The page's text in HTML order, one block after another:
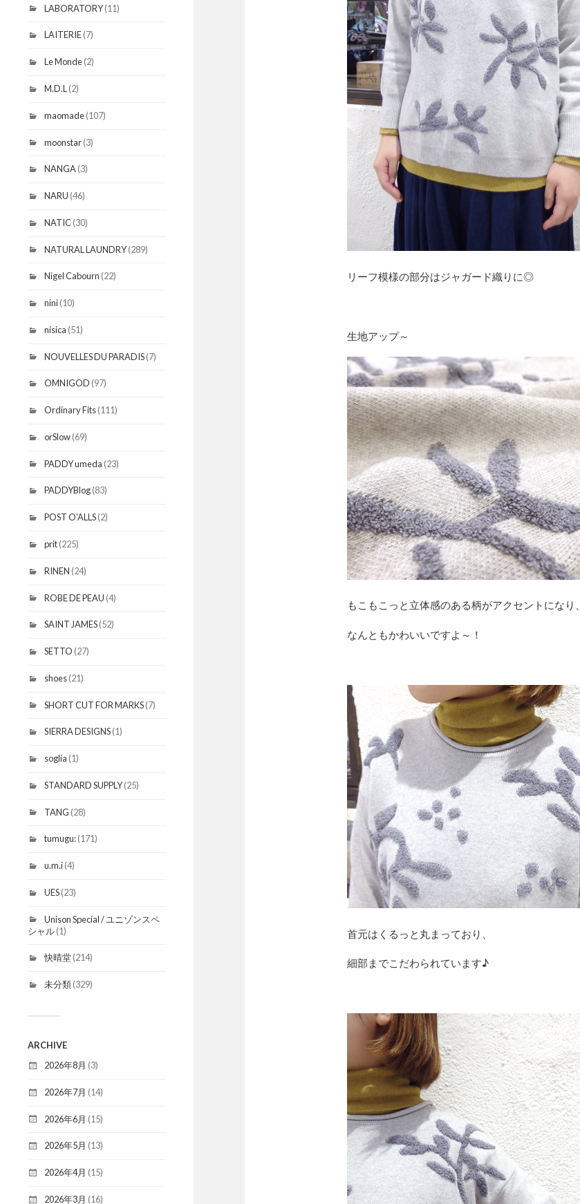
LABORATORY(11)
LAITERIE(7)
Le Monde(2)
M.D.L (2)
maomade(107)
moonstar(3)
NANGA(3)
NARU (46)
NATIC(30)
NATURAL LAUNDRY(289)
Nigel Cabourn (22)
nini(10)
nisica (51)
NOUVELLES DU PARADIS(7)
OMNIGOD (97)
Ordinary Fits(111)
orSlow(69)
PADDY umeda (23)
PADDYBlog(83)
POST O'ALLS(2)
prit(225)
RINEN (24)
ROBE DE PEAU (4)
SAINT JAMES(52)
SETTO (27)
shoes(21)
SHORT CUT FOR MARKS(7)
SIERRA DESIGNS(1)
soglia (1)
STANDARD SUPPLY(25)
TANG (28)
tumugu:(171)
u.m.i(4)
UES(23)
Unison Special / ユニゾンスペ
シャル(1)
快晴堂(214)
未分類(329)
ARCHIVE
2026年8月 (3)
2026年7月 (14)
2026年6月 (15)
2026年5月 (13)
2026年4月 (15)
2026年3月 (16)
リーフ模様の部分はジャガード織りに◎
生地アップ～
もこもこっと立体感のある柄がアクセントになり、
なんともかわいいですよ～！
首元はくるっと丸まっており、
細部までこだわられています♪